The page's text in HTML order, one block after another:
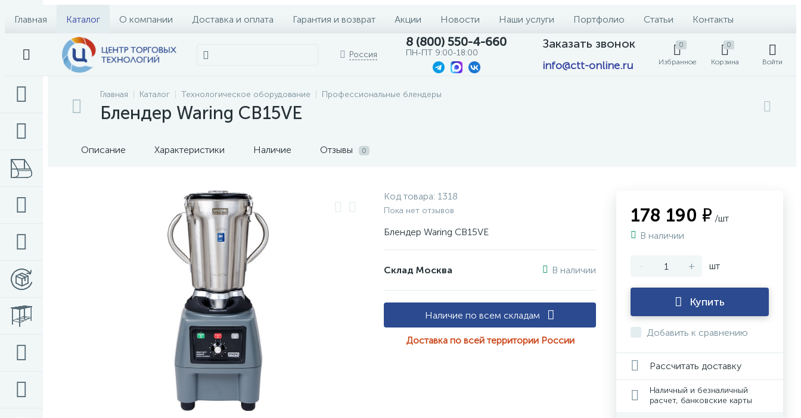
Главная Каталог О компании Доставка и оплата Гарантия и возврат Акции Новости Наши услуги Портфолио Статьи Контакты
Россия
8 (800) 550-4-660
ПН-ПТ 9:00-18:00
Заказать звонок
info@ctt-online.ru
0
Избранное
0
Корзина Войти
Главная Каталог Технологическое оборудование Профессиональные блендеры
Блендер Waring CB15VE
Описание Характеристики Наличие Отзывы 0
Код товара: 1318
Пока нет отзывов
Блендер Waring CB15VE
Склад Москва В наличии
Наличие по всем складам
Доставка по всей территории России
178 190 ₽ /шт
В наличии
- + шт
Купить
Добавить к сравнению
Рассчитать доставку
Наличный и безналичный
расчет, банковские карты